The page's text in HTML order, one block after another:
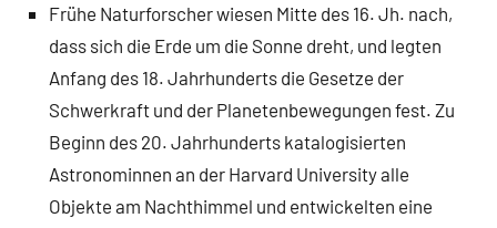
Frühe Naturforscher wiesen Mitte des 16. Jh. nach,
dass sich die Erde um die Sonne dreht, und legten
Anfang des 18. Jahrhunderts die Gesetze der
Schwerkraft und der Planetenbewegungen fest. Zu
Beginn des 20. Jahrhunderts katalogisierten
Astronominnen an der Harvard University alle
Objekte am Nachthimmel und entwickelten eine